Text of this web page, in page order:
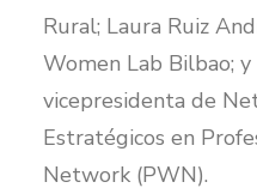
Rural; Laura Ruiz
Women Lab Bilbao;
vicepresidenta de
Estratégicos en
Network (PWN).